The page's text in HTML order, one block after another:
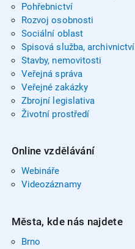
Pohřebnictví
Rozvoj osobnosti
Sociální oblast
Spisová služba, archivnictví
Stavby, nemovitosti
Veřejná správa
Veřejné zakázky
Zbrojní legislativa
Životní prostředí
Online vzdělávání
Webináře
Videozáznamy
Města, kde nás najdete
Brno